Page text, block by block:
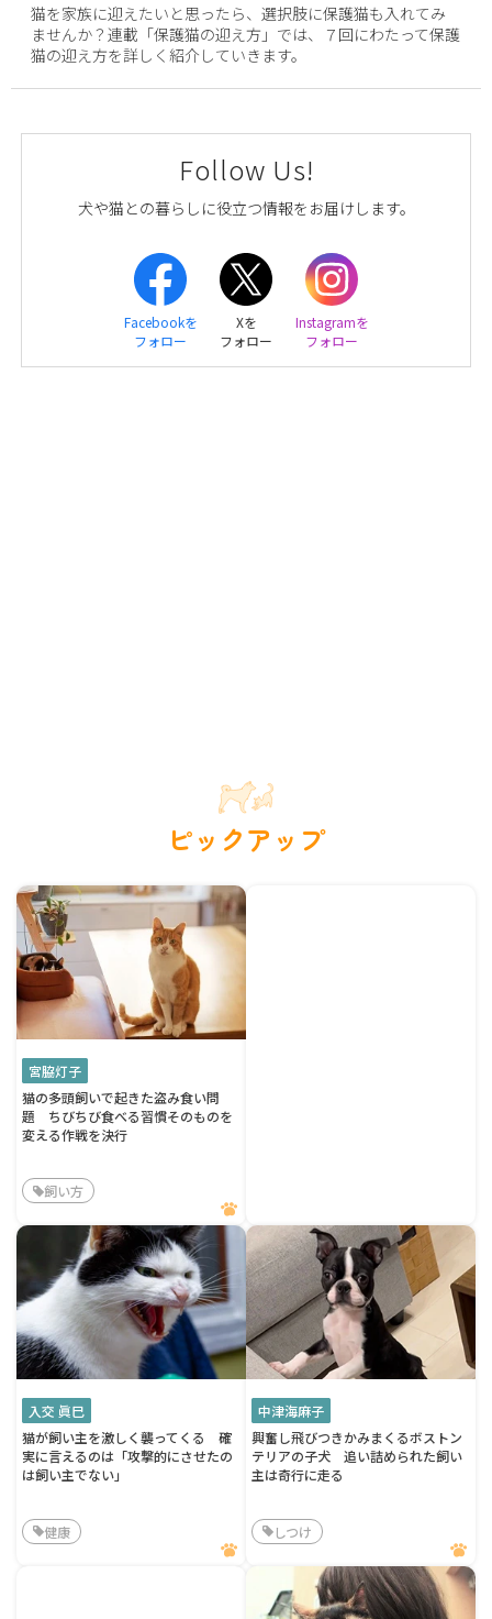
猫を家族に迎えたいと思ったら、選択肢に保護猫も入れてみ
ませんか？連載「保護猫の迎え方」では、７回にわたって保護
猫の迎え方を詳しく紹介していきます。
Follow Us!
犬や猫との暮らしに役立つ情報をお届けします。
Facebookを
フォロー
Xを
フォロー
Instagramを
フォロー
ピックアップ
宮脇灯子
猫の多頭飼いで起きた盗み食い問
題 ちびちび食べる習慣そのものを
変える作戦を決行
飼い方
入交 眞巳
猫が飼い主を激しく襲ってくる 確
実に言えるのは「攻撃的にさせたの
は飼い主でない」
健康
中津海麻子
興奮し飛びつきかみまくるボストン
テリアの子犬 追い詰められた飼い
主は奇行に走る
しつけ